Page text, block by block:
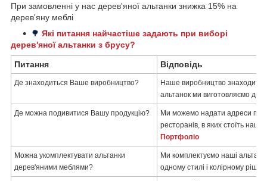
При замовленні у нас дерев'яної альтанки знижка 15% на
дерев'яну меблі
🌳 Які питання найчастіше задають при виборі
дерев'яної альтанки з брусу?
Питання Відповідь
Де знаходиться Ваше виробництво?
Наше виробництво
альтанок ми виготовляємо
Де можна подивитися Вашу продукцію?
Ми можемо надати адреси
ресторанів, в яких стоїть
Портфоліо
Можна укомплектувати альтанки
дерев'яними меблями?
Ми комплектуємо наші
одному стилі і колірному